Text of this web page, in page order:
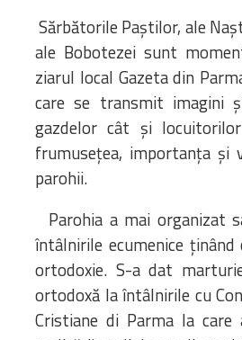
Sărbătorile Paștilor, ale
ale Bobotezei sunt
ziarul local Gazeta din
care se transmit imagini
gazdelor cât și
frumusețea, importanța și
parohii.
Parohia a mai organizat
întâlnirile ecumenice
ortodoxie. S-a dat
ortodoxă la întâlnirile cu
Cristiane di Parma la